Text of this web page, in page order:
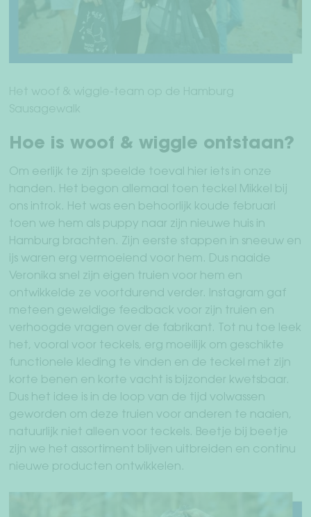
Betaalmethodes
Herroepingsrecht
Privacy
Afdruk
Het woof & wiggle-team op de Hamburg
Sausagewalk
Hoe is woof & wiggle ontstaan?
Om eerlijk te zijn speelde toeval hier iets in onze
handen. Het begon allemaal toen teckel Mikkel bij
ons introk. Het was een behoorlijk koude februari
toen we hem als puppy naar zijn nieuwe huis in
Hamburg brachten. Zijn eerste stappen in sneeuw en
ijs waren erg vermoeiend voor hem. Dus naaide
Veronika snel zijn eigen truien voor hem en
ontwikkelde ze voortdurend verder. Instagram gaf
meteen geweldige feedback voor zijn truien en
verhoogde vragen over de fabrikant. Tot nu toe leek
het, vooral voor teckels, erg moeilijk om geschikte
functionele kleding te vinden en de teckel met zijn
korte benen en korte vacht is bijzonder kwetsbaar.
Dus het idee is in de loop van de tijd volwassen
geworden om deze truien voor anderen te naaien,
natuurlijk niet alleen voor teckels. Beetje bij beetje
zijn we het assortiment blijven uitbreiden en continu
nieuwe producten ontwikkelen.